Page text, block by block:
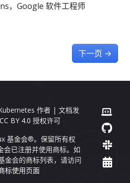
，Google 软件工程师
下一页 →
作者 | 文档发
CC BY 4.0 授权许可
基金会®。保留所有权
会已注册并使用商标。如
金会的商标列表，请访问
标使用页面